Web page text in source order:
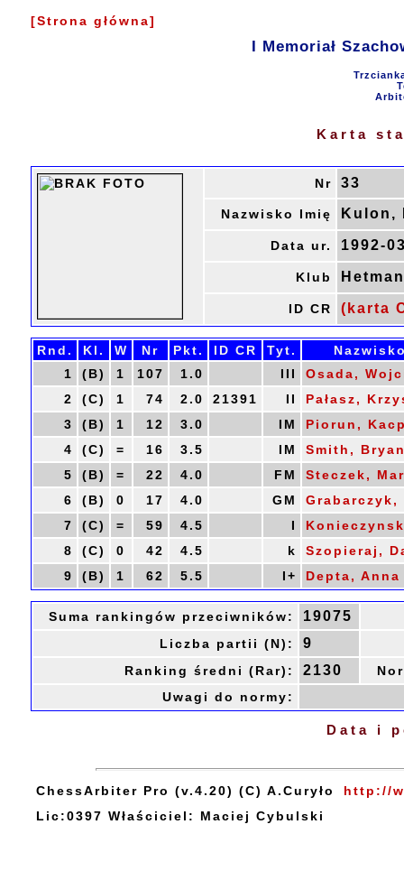
[Strona główna]
I Memoriał
Karta
Nr 33
Nazwisko Imię Kulon,
Data ur. 1992-
Klub
ID CR (karta
Rnd. Kl. W Nr Pkt. ID CR Tyt.
1
(B) 1 107 1.0 III
Osada,
2
(C) 1 74 2.0 21391 II
Pałasz,
3
(B) 1 12 3.0 IM
Piorun,
4
(C) = 16 3.5 IM
Smith,
5
(B) = 22 4.0 FM
Steczek,
6
(B) 0 17 4.0 GM
Grabarczyk,
7
(C) = 59 4.5 I
8
(C) 0 42 4.5 k
Szopieraj,
9
(B) 1 62 5.5 I+ Depta, Anna
Suma rankingów przeciwników: 19075
Liczba partii (N): 9
Ranking średni (Rar): 2130
Uwagi do normy:
Data i
ChessArbiter Pro (v.4.20) (C) A.Curyło
http://
Lic:0397 Właściciel: Maciej Cybulski